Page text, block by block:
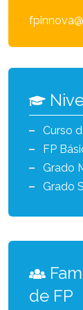
Curso
FP
Grado
Grado
de FP